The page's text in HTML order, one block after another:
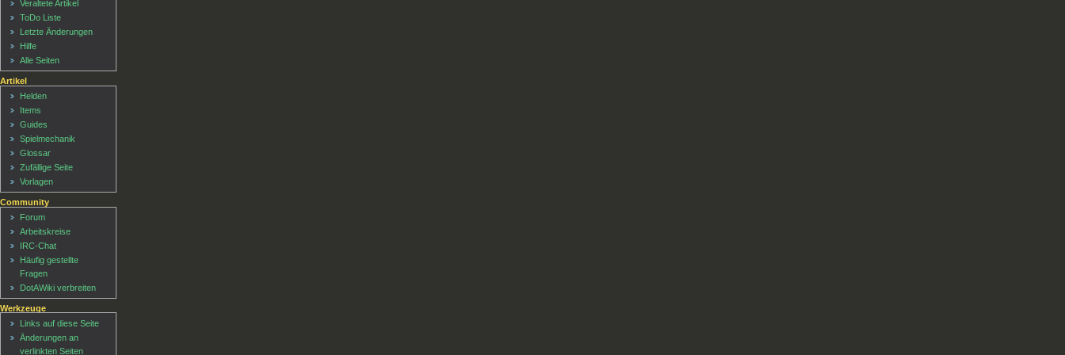
Veraltete Artikel
ToDo Liste
Letzte Änderungen
Hilfe
Alle Seiten
Artikel
Helden
Items
Guides
Spielmechanik
Glossar
Zufällige Seite
Vorlagen
Community
Forum
Arbeitskreise
IRC-Chat
Häufig gestellte
Fragen
DotAWiki verbreiten
Werkzeuge
Links auf diese Seite
Änderungen an
verlinkten Seiten